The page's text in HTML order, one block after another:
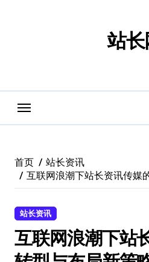
站长
首页
站长资讯
互联网浪潮下站长资讯传媒
站长资讯
互联网浪潮下站